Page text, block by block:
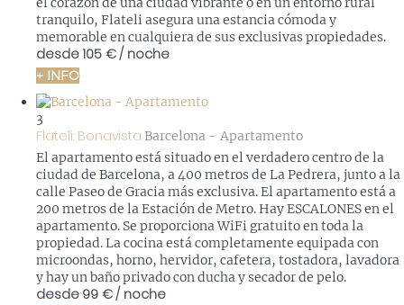
tranquilo, Flateli asegura una estancia cómoda y
memorable en cualquiera de sus exclusivas propiedades.
desde105 €/ noche
+ INFO
3
Flateli: Bonavista Barcelona - Apartamento
El apartamento está situado en el verdadero centro de la
ciudad de Barcelona, a 400 metros de La Pedrera, junto a la
calle Paseo de Gracia más exclusiva. El apartamento está a
200 metros de la Estación de Metro. Hay ESCALONES en el
apartamento. Se proporciona WiFi gratuito en toda la
propiedad. La cocina está completamente equipada con
microondas, horno, hervidor, cafetera, tostadora, lavadora
y hay un baño privado con ducha y secador de pelo.
desde 99 €/ noche